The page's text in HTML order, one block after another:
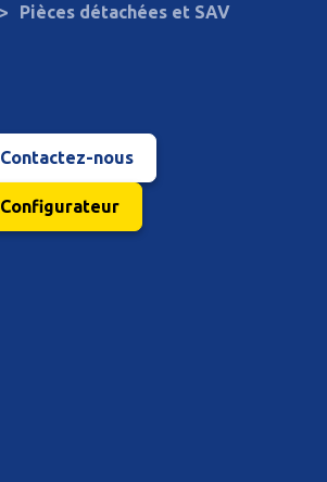
Pièces détachées et SAV
Contactez-nous
Configurateur